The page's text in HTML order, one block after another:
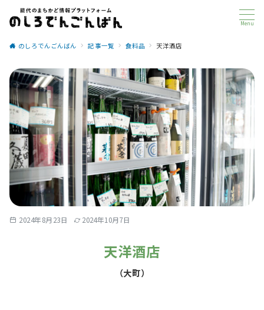
Menu
のしろでんごんばん 記事一覧 食料品 天洋酒店
2024年8月23日 2024年10月7日
天洋酒店
（大町）